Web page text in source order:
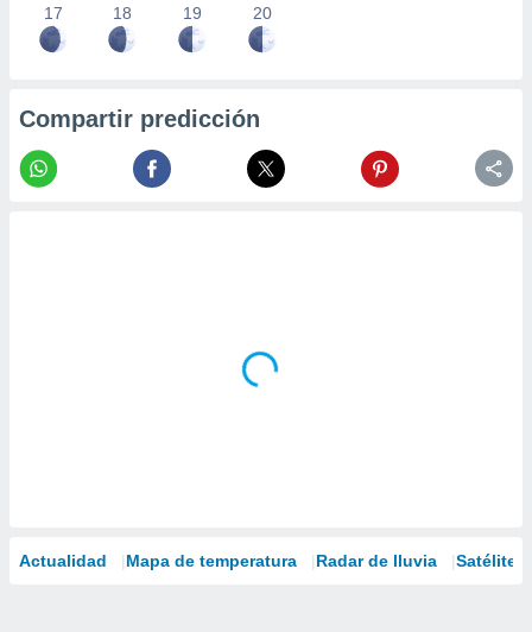
17 18 19 20
Compartir predicción
Actualidad Mapa de temperatura Radar de lluvia Satélites